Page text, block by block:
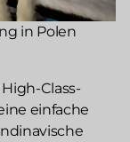
in Polen
Class-
einfache